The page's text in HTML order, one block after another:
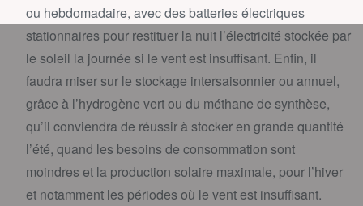
ou hebdomadaire, avec des batteries électriques
stationnaires pour restituer la nuit l’électricité stockée par
le soleil la journée si le vent est insuffisant. Enfin, il
faudra miser sur le stockage intersaisonnier ou annuel,
grâce à l’hydrogène vert ou du méthane de synthèse,
qu’il conviendra de réussir à stocker en grande quantité
l’été, quand les besoins de consommation sont
moindres et la production solaire maximale, pour l’hiver
et notamment les périodes où le vent est insuffisant.